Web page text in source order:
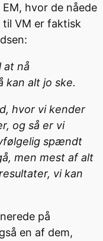
hvor de nåede
VM er faktisk
at nå
kan alt jo ske.
hvor vi kender
og så er vi
spændt
men mest af alt
vi kan
på
en af dem,